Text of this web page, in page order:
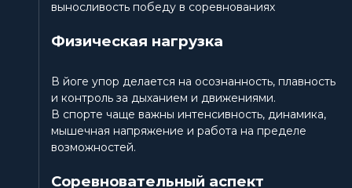
выносливость победу в соревнованиях
Физическая нагрузка
В йоге упор делается на осознанность, плавность
и контроль за дыханием и движениями.
В спорте чаще важны интенсивность, динамика,
мышечная напряжение и работа на пределе
возможностей.
Соревновательный аспект